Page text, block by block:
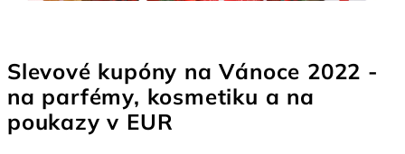
Slevové kupóny na Vánoce 2022 -
na parfémy, kosmetiku a na
poukazy v EUR